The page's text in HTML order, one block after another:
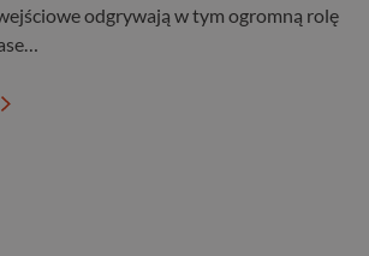
odgrywają w tym ogromną rolę